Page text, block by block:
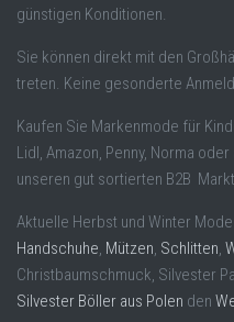
günstigen Konditionen.
Sie können direkt mit den
treten. Keine gesonderte
Kaufen Sie Markenmode für
Lidl, Amazon, Penny, Norma
unseren gut sortierten B2B
Aktuelle Herbst und Winter
Handschuhe, Mützen, Schlitten,
Christbaumschmuck, Silvester
Silvester Böller aus Polen den